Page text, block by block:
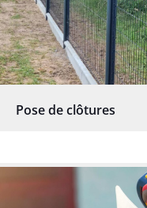
Pose de clôtures